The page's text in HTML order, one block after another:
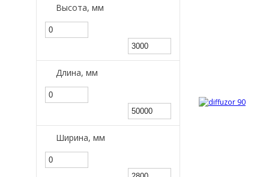
Высота, мм
Длина, мм
Ширина, мм